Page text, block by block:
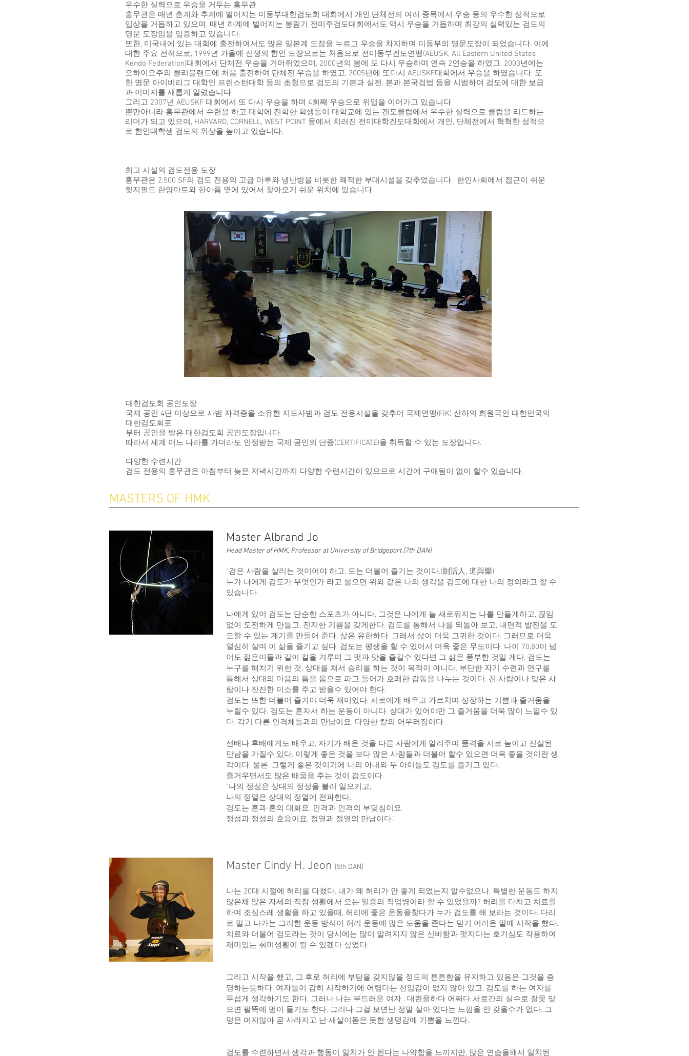
우수한 실력으로 우승을 거두는 홍무관
홍무관은 매년 춘계와 추계에 벌어지는 미동부대한검도회 대회에서 개인,단체전의 여러 종목에서 우승 등의 우수한 성적으로
입상을 거듭하고 있으며, 매년 하계에 벌어지는 봉림기 전미주검도대회에서도 역시 우승을 거듭하며 최강의 실력있는 검도의
명문 도장임을 입증하고 있습니다.
또한, 미국내에 있는 대회에 출전하여서도 많은 일본계 도장을 누르고 우승을 차지하며 미동부의 명문도장이 되었습니다. 이에
대한 주요 전적으로, 1999년 가을에 신생의 한인 도장으로는 처음으로 전미동부겐도연맹(AEUSK, All Eastern United States
Kendo Federation)대회에서 단체전 우승을 거머쥐었으며, 2000년의 봄에 또 다시 우승하며 연속 2연승을 하였고, 2003년에는
오하이오주의 클리블랜드에 처음 출전하여 단체전 우승을 하였고, 2005년에 또다시 AEUSKF대회에서 우승을 하였습니다. 또
한 명문 아이비리그 대학인 프린스턴대학 등의 초청으로 검도의 기본과 실전, 본과 본국검법 등을 시범하여 검도에 대한 보급
과 이미지를 새롭게 알렸습니다.
그리고 2007년 AEUSKF 대회에서 또 다시 우승을 하며 4회째 우승으로 위업을 이어가고 있습니다.
뿐만아니라 홍무관에서 수련을 하고 대학에 진학한 학생들이 대학교에 있는 겐도클럽에서 우수한 실력으로 클럽을 리드하는
리더가 되고 있으며, HARVARD, CORNELL, WEST POINT 등에서 치러진 전미대학겐도대회에서 개인, 단체전에서 혁혁한 성적으
로 한인대학생 검도의 위상을 높이고 있습니다.
최고 시설의 검도전용 도장
홍무관은 2,500 SF의 검도 전용의 고급 마루와 냉난방을 비롯한 쾌적한 부대시설을 갖추었습니다. 한인사회에서 접근이 쉬운
륏지필드 한양마트와 한아름 옆에 있어서 찾아오기 쉬운 위치에 있습니다.
대한검도회 공인도장
국제 공인 4단 이상으로 사범 자격증을 소유한 지도사범과 검도 전용시설을 갖추어 국제연맹(FIK) 산하의 회원국인 대한민국의
대한검도회로
부터 공인을 받은 대한검도회 공인도장입니다.
따라서 세계 어느 나라를 가더라도 인정받는 국제 공인의 단증(CERTIFICATE)을 취득할 수 있는 도장입니다.
다양한 수련시간
검도 전용의 홍무관은 아침부터 늦은 저녁시간까지 다양한 수련시간이 있으므로 시간에 구애됨이 없이 할수 있습니다.
MASTERS OF HMK
Master Albrand Jo
Head Master of HMK, Professor at University of Bridgeport [7th DAN]
“검은 사람을 살리는 것이어야 하고, 도는 더불어 즐기는 것이다.(劍活人, 道與樂)”
누가 나에게 검도가 무엇인가 라고 물으면 위와 같은 나의 생각을 검도에 대한 나의 정의라고 할 수
있습니다.
나에게 있어 검도는 단순한 스포츠가 아니다. 그것은 나에게 늘 새로워지는 나를 만들게하고, 끊임
없이 도전하게 만들고, 진지한 기쁨을 갖게한다. 검도를 통해서 나를 되돌아 보고, 내면적 발전을 도
모할 수 있는 계기를 만들어 준다. 삶은 유한하다. 그래서 삶이 더욱 고귀한 것이다. 그러므로 더욱
열심히 살며 이 삶을 즐기고 싶다. 검도는 평생을 할 수 있어서 더욱 좋은 무도이다. 나이 70,80이 넘
어도 젊은이들과 같이 칼을 겨루며 그 멋과 맛을 즐길수 있다면 그 삶은 풍부한 것일 게다. 검도는
누구를 해치기 위한 것, 상대를 쳐서 승리를 하는 것이 목적이 아니다. 부단한 자기 수련과 연구를
통해서 상대의 마음의 틈을 몸으로 파고 들어가 호쾌한 감동을 나누는 것이다. 친 사람이나 맞은 사
람이나 잔잔한 미소를 주고 받을수 있어야 한다.
검도는 또한 더불어 즐겨야 더욱 재미있다. 서로에게 배우고 가르치며 성장하는 기쁨과 즐거움을
누릴수 있다. 검도는 혼자서 하는 운동이 아니다. 상대가 있어야만 그 즐거움을 더욱 많이 느낄수 있
다. 각기 다른 인격체들과의 만남이요, 다양한 칼의 어우러짐이다.
선배나 후배에게도 배우고, 자기가 배운 것을 다른 사람에게 알려주며 품격을 서로 높이고 진실된
만남을 가질수 있다. 이렇게 좋은 것을 보다 많은 사람들과 더불어 할수 있으면 더욱 좋을 것이란 생
각이다. 물론, 그렇게 좋은 것이기에 나의 아내와 두 아이들도 검도를 즐기고 있다.
즐거우면서도 많은 배움을 주는 것이 검도이다.
"나의 정성은 상대의 정성을 불러 일으키고,
나의 정열은 상대의 정열에 전파한다.
검도는 혼과 혼의 대화요, 인격과 인격의 부딪침이요.
정성과 정성의 호응이요, 정열과 정열의 만남이다."
Master Cindy H. Jeon [5th DAN]
나는 20대 시절에 허리를 다쳤다. 내가 왜 허리가 안 좋게 되었는지 알수없으나, 특별한 운동도 하지
않은채 앉은 자세의 직장 생활에서 오는 일종의 직업병이라 할 수 있었을까? 허리를 다치고 치료를
하며 조심스레 생활을 하고 있을때, 허리에 좋은 운동을찾다가 누가 검도를 해 보라는 것이다. 다리
로 밀고 나가는 그러한 운동 방식이 허리 운동에 많은 도움을 준다는 믿기 어려운 말에 시작을 했다.
치료와 더불어 검도라는 것이 당시에는 많이 알려지지 않은 신비함과 멋지다는 호기심도 작용하여
재미있는 취미생활이 될 수 있겠다 싶었다.
그리고 시작을 했고, 그 후로 허리에 부담을 갖지않을 정도의 튼튼함을 유지하고 있음은 그것을 증
명하는듯하다. 여자들이 감히 시작하기에 어렵다는 선입감이 없지 않아 있고, 검도를 하는 여자를
무섭게 생각하기도 한다, 그러나 나는 부드러운 여자 . 대련을하다 어쩌다 서로간의 실수로 잘못 맞
으면 팔뚝에 멍이 들기도 한다, 그러나 그걸 보면난 정말 살아 있다는 느낌을 안 갖을수가 없다. 그
멍은 머지않아 곧 사라지고 난 새살이돋은 듯한 생명감에 기쁨을 느낀다.
검도를 수련하면서 생각과 행동이 일치가 안 된다는 나약함을 느끼지만, 많은 연습을해서 일치된